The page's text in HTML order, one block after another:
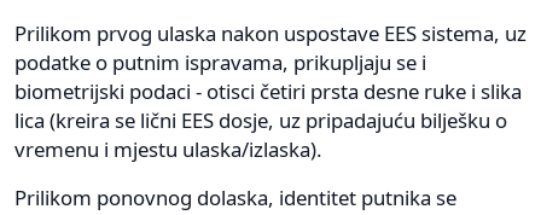
Prilikom prvog ulaska nakon uspostave EES sistema, uz
podatke o putnim ispravama, prikupljaju se i
biometrijski podaci - otisci četiri prsta desne ruke i slika
lica (kreira se lični EES dosje, uz pripadajuću bilješku o
vremenu i mjestu ulaska/izlaska).
Prilikom ponovnog dolaska, identitet putnika se